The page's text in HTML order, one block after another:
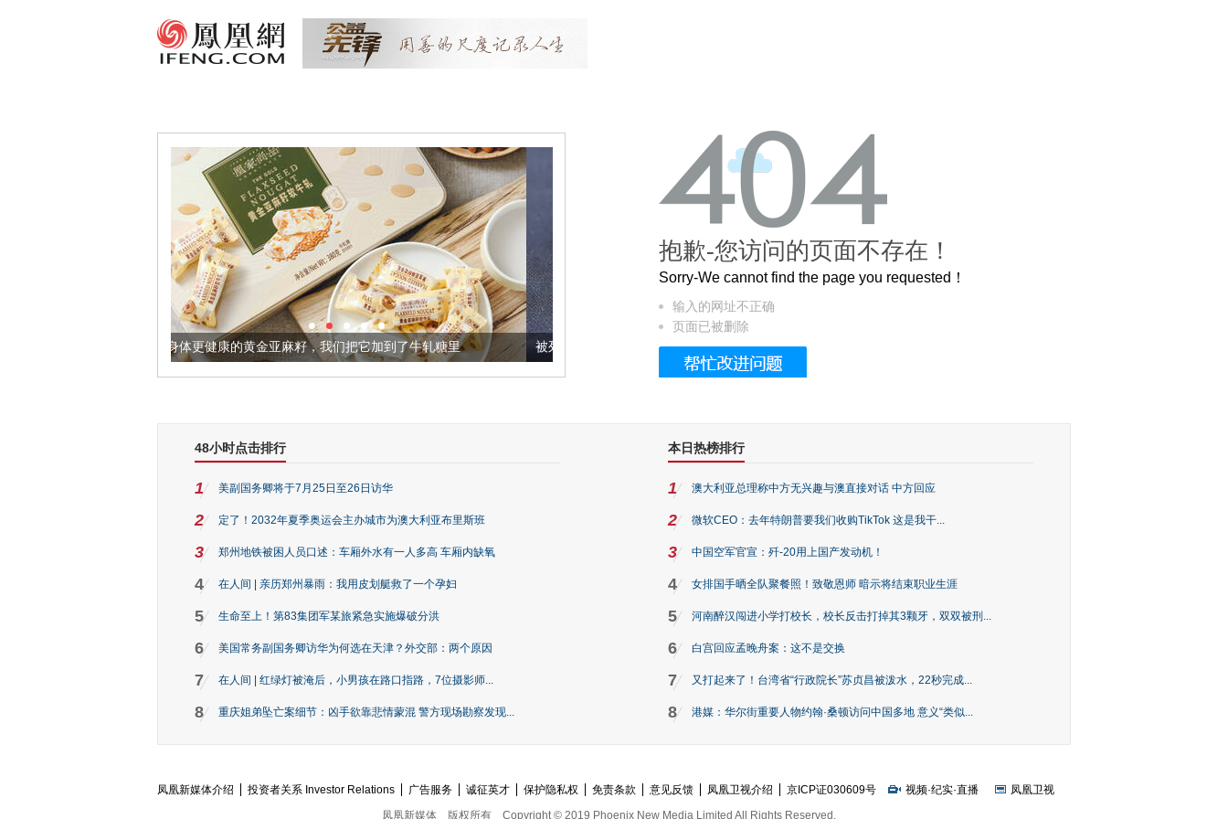
让身体更健康的黄金亚麻籽，我们把它加到了牛轧糖里 被列入佛家七宝的它到底有多美？
抱歉-您访问的页面不存在！
Sorry-We cannot find the page you requested！
输入的网址不正确
页面已被删除
48小时点击排行
1 美副国务卿将于7月25日至26日访华
2 定了！2032年夏季奥运会主办城市为澳大利亚布里斯班
3 郑州地铁被困人员口述：车厢外水有一人多高 车厢内缺氧
4 在人间 | 亲历郑州暴雨：我用皮划艇救了一个孕妇
5 生命至上！第83集团军某旅紧急实施爆破分洪
6 美国常务副国务卿访华为何选在天津？外交部：两个原因
7 在人间 | 红绿灯被淹后，小男孩在路口指路，7位摄影师...
8 重庆姐弟坠亡案细节：凶手欲靠悲情蒙混 警方现场勘察发现...
本日热榜排行
1 澳大利亚总理称中方无兴趣与澳直接对话 中方回应
2 微软CEO：去年特朗普要我们收购TikTok 这是我干...
3 中国空军官宣：歼-20用上国产发动机！
4 女排国手晒全队聚餐照！致敬恩师 暗示将结束职业生涯
5 河南醉汉闯进小学打校长，校长反击打掉其3颗牙，双双被刑...
6 白宫回应孟晚舟案：这不是交换
7 又打起来了！台湾省“行政院长”苏贞昌被泼水，22秒完成...
8 港媒：华尔街重要人物约翰·桑顿访问中国多地 意义“类似...
凤凰新媒体介绍 投资者关系 Investor Relations 广告服务 诚征英才 保护隐私权 免责条款 意见反馈 凤凰卫视介绍 京ICP证030609号 视频·纪实·直播
凤凰卫视
凤凰新媒体
版权所有 Copyright © 2019 Phoenix New Media Limited All Rights Reserved.